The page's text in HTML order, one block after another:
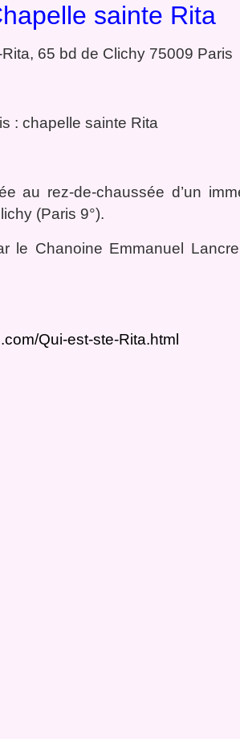
sainte Rita
65 bd de Clichy 75009 Paris
au rez-de-chaussée d’un
(Paris 9°).
le Chanoine Emmanuel
Qui-est-ste-Rita.html